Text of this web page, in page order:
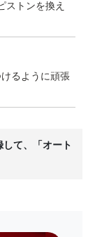
ストンを換え
るように頑張
て、「オート